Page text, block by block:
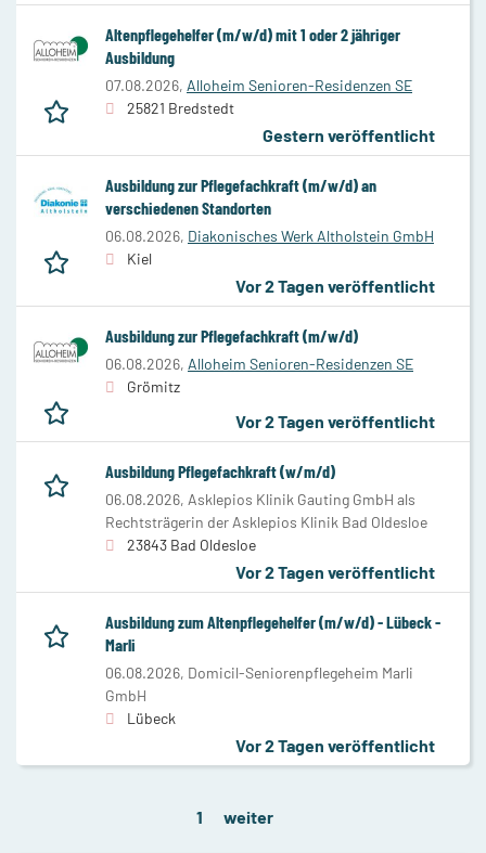
Altenpflegehelfer (m/w/d) mit 1 oder 2 jähriger
Ausbildung
07.08.2026, Alloheim Senioren-Residenzen SE
25821 Bredstedt
Gestern veröffentlicht
Ausbildung zur Pflegefachkraft (m/w/d) an
verschiedenen Standorten
06.08.2026, Diakonisches Werk Altholstein GmbH
Kiel
Vor 2 Tagen veröffentlicht
Ausbildung zur Pflegefachkraft (m/w/d)
06.08.2026, Alloheim Senioren-Residenzen SE
Grömitz
Vor 2 Tagen veröffentlicht
Ausbildung Pflegefachkraft (w/m/d)
06.08.2026, Asklepios Klinik Gauting GmbH als
Rechtsträgerin der Asklepios Klinik Bad Oldesloe
23843 Bad Oldesloe
Vor 2 Tagen veröffentlicht
Ausbildung zum Altenpflegehelfer (m/w/d) - Lübeck -
Marli
06.08.2026, Domicil-Seniorenpflegeheim Marli
GmbH
Lübeck
Vor 2 Tagen veröffentlicht
1 weiter